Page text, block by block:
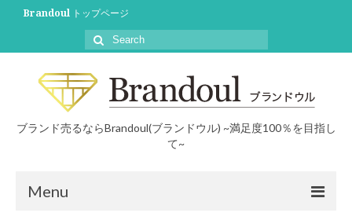
Brandoul トップページ
ブランド売るならBrandoul(ブランドウル) ~満足度100％を目指し
て~
Menu